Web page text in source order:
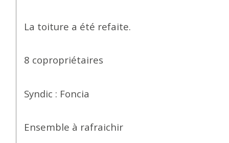
La toiture a été refaite.
8 copropriétaires
Syndic : Foncia
Ensemble à rafraichir